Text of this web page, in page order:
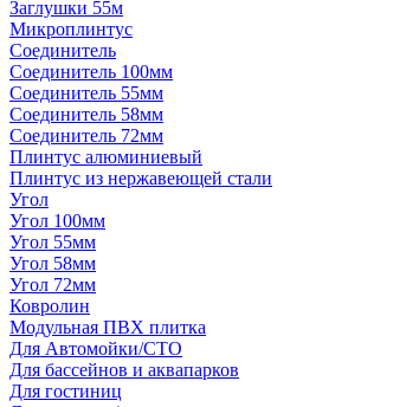
Заглушки 55м
Микроплинтус
Соединитель
Соединитель 100мм
Соединитель 55мм
Соединитель 58мм
Соединитель 72мм
Плинтус алюминиевый
Плинтус из нержавеющей стали
Угол
Угол 100мм
Угол 55мм
Угол 58мм
Угол 72мм
Ковролин
Модульная ПВХ плитка
Для Автомойки/СТО
Для бассейнов и аквапарков
Для гостиниц